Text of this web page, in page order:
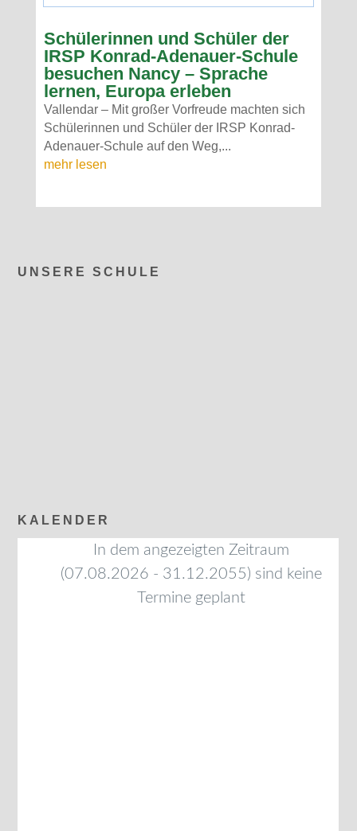
Schülerinnen und Schüler der
IRSP Konrad-Adenauer-Schule
besuchen Nancy – Sprache
lernen, Europa erleben
Vallendar – Mit großer Vorfreude machten sich
Schülerinnen und Schüler der IRSP Konrad-
Adenauer-Schule auf den Weg,...
mehr lesen
UNSERE SCHULE
KALENDER